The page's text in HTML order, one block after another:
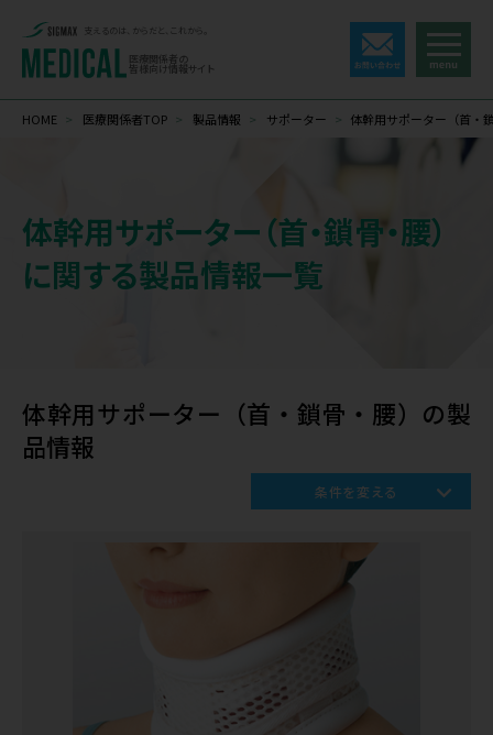
支えるのは、からだと、これから。
医療関係者の
皆様向け情報サイト
HOME > 医療関係者TOP > 製品情報 > サポーター > 体幹用サポーター（首・
体幹用サポーター（首・鎖骨・腰）
に関する製品情報一覧
体幹用サポーター（首・鎖骨・腰）の製
品情報
条件を変える